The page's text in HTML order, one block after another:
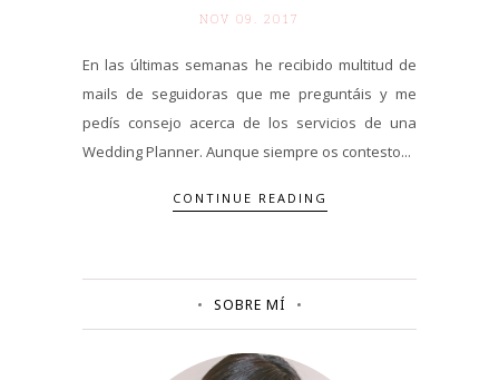
NOV 09. 2017
En las últimas semanas he recibido multitud de
mails de seguidoras que me preguntáis y me
pedís consejo acerca de los servicios de una
Wedding Planner. Aunque siempre os contesto...
CONTINUE READING
SOBRE MÍ